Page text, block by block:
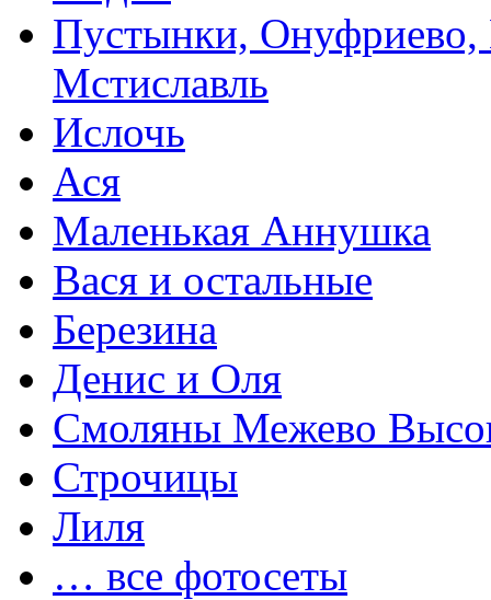
Пустынки,
Мстиславль
Ислочь
Ася
Маленькая Аннушка
Вася и остальные
Березина
Денис и Оля
Смоляны Межево
Строчицы
Лиля
… все фотосеты